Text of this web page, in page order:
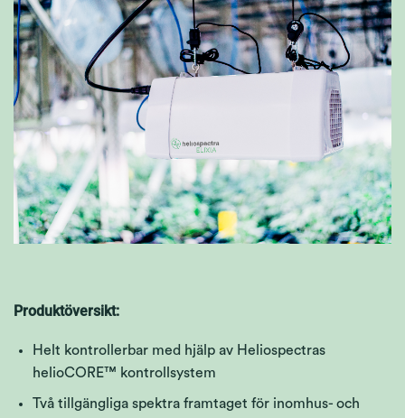
Produktöversikt:
Helt kontrollerbar med hjälp av Heliospectras
helioCORE™ kontrollsystem
Två tillgängliga spektra framtaget för inomhus- och